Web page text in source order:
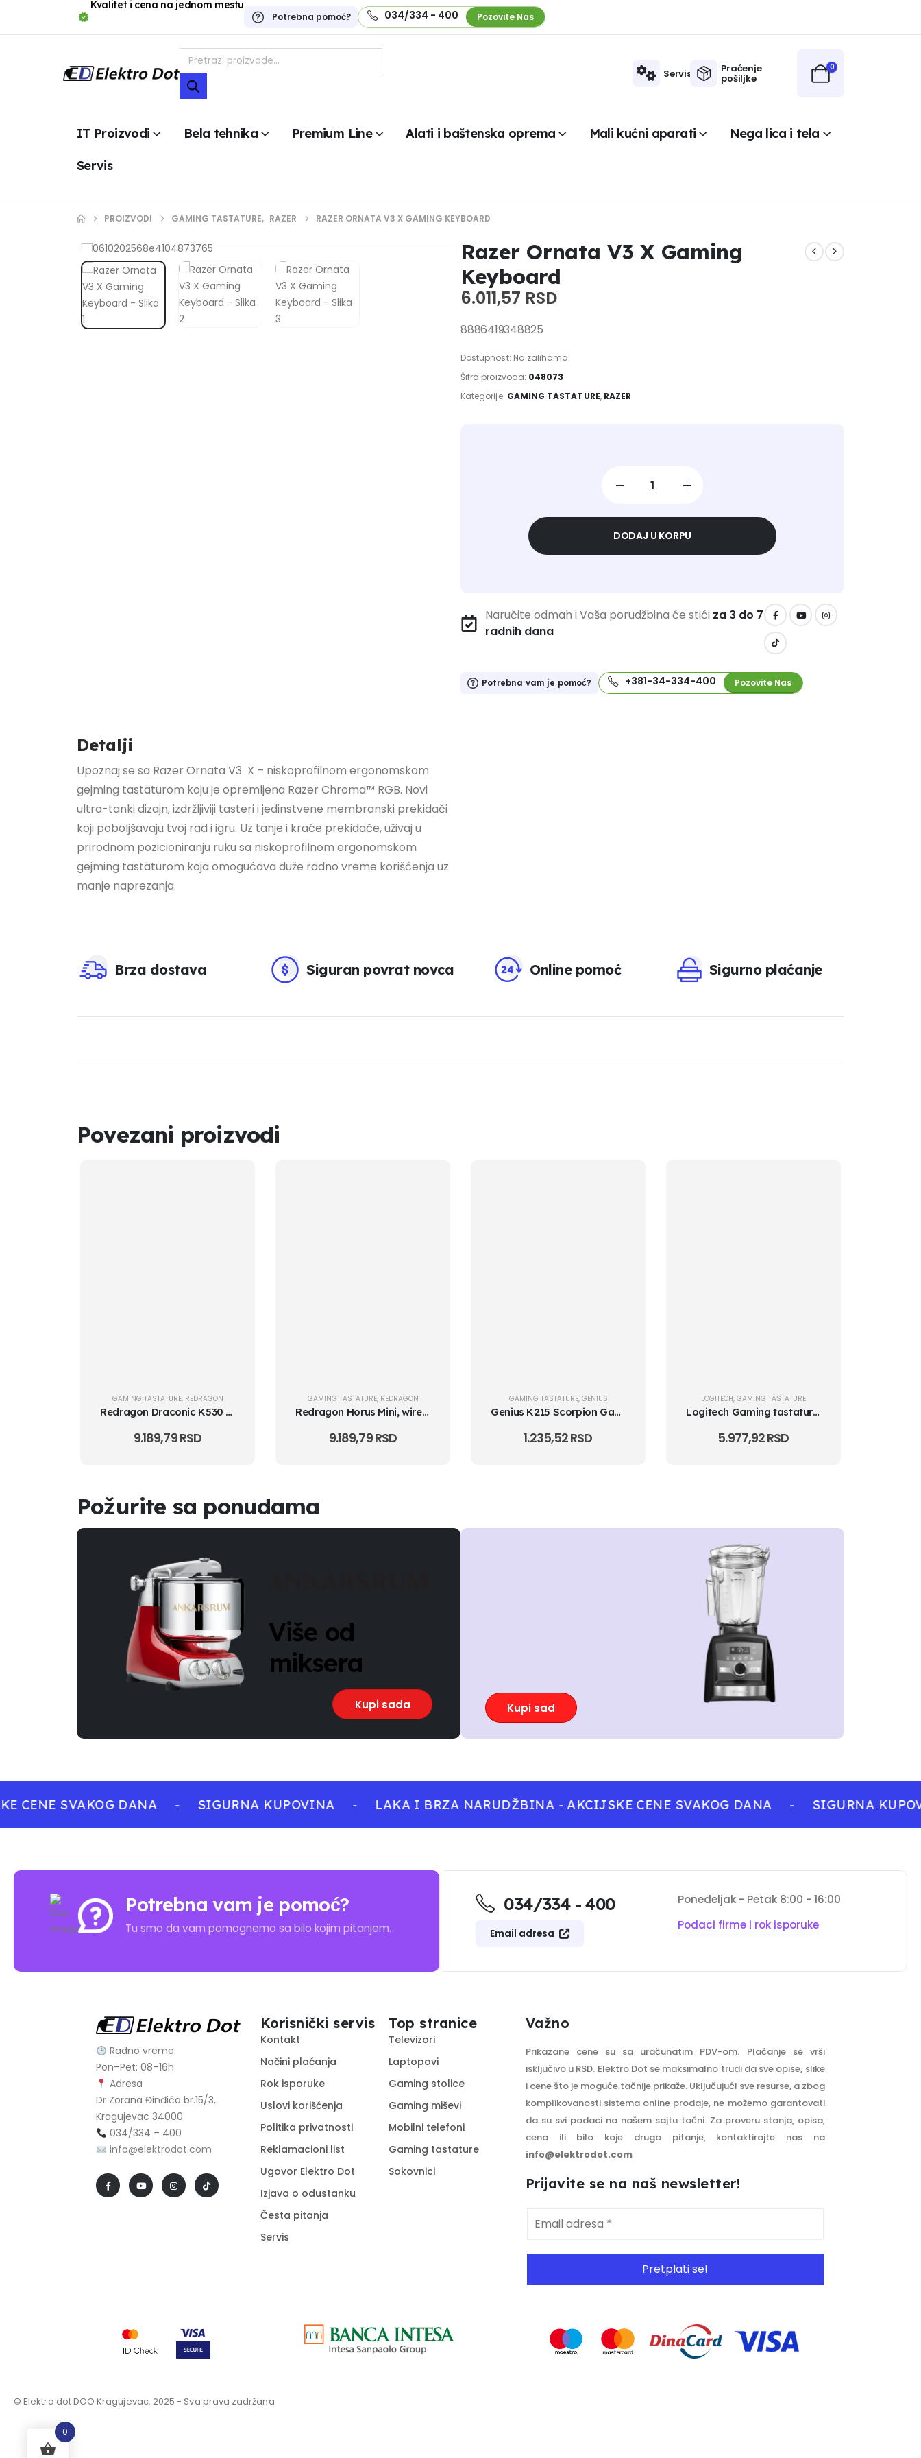
Kvalitet i cena na jednom mestu
Potrebna pomoć? 034/334 - 400 Pozovite Nas
Servis Praćenje
pošiljke
0
IT Proizvodi Bela tehnika Premium Line Alati i baštenska oprema Mali kućni aparati Nega lica i tela
Servis
PROIZVODI GAMING TASTATURE, RAZER RAZER ORNATA V3 X GAMING KEYBOARD
Razer Ornata V3 X Gaming
Keyboard
6.011,57 RSD
8886419348825
Dostupnost: Na zalihama
Šifra proizvoda: 048073
Kategorije: GAMING TASTATURE, RAZER
DODAJ U KORPU
Naručite odmah i Vaša porudžbina će stići za 3 do 7
radnih dana
Potrebna vam je pomoć? +381-34-334-400 Pozovite Nas
Detalji
Upoznaj se sa Razer Ornata V3 X – niskoprofilnom ergonomskom
gejming tastaturom koju je opremljena Razer Chroma™ RGB. Novi
ultra-tanki dizajn, izdržljiviji tasteri i jedinstvene membranski prekidači
koji poboljšavaju tvoj rad i igru. Uz tanje i kraće prekidače, uživaj u
prirodnom pozicioniranju ruku sa niskoprofilnom ergonomskom
gejming tastaturom koja omogućava duže radno vreme korišćenja uz
manje naprezanja.
Brza dostava Siguran povrat novca Online pomoć Sigurno plaćanje
Povezani proizvodi
GAMING TASTATURE, REDRAGON
Redragon Draconic K530 PRO RGB Mechanical Gaming Keyboard, 2.4G,BT, 6...
9.189,79RSD
GAMING TASTATURE, REDRAGON
Redragon Horus Mini, wired&2.4G&BT keyboard, red
9.189,79RSD
GAMING TASTATURE, GENIUS
Genius K215 Scorpion Gaming USB US crna tastatura
1.235,52RSD
LOGITECH, GAMING TASTATURE
Logitech Gaming tastatura Logitech G213 Prodigy RGB/Media Control/Spi...
5.977,92RSD
Požurite sa ponudama
Više od
miksera
Kupi sada Kupi sad
CENE SVAKOG DANA SIGURNA KUPOVINA LAKA I BRZA NARUDŽBINA - AKCIJSKE CENE SVAKOG DANA SIGURNA
Potrebna vam je pomoć?
Tu smo da vam pomognemo sa bilo kojim pitanjem.
034/334 - 400
Email adresa
Ponedeljak - Petak 8:00 - 16:00
Podaci firme i rok isporuke
Radno vreme
Pon–Pet: 08–16h
Adresa
Dr Zorana Đinđića br.15/3,
Kragujevac 34000
034/334 – 400
info@elektrodot.com
Korisnički servis
Kontakt
Načini plaćanja
Rok isporuke
Uslovi korišćenja
Politika privatnosti
Reklamacioni list
Ugovor Elektro Dot
Izjava o odustanku
Česta pitanja
Servis
Top stranice
Televizori
Laptopovi
Gaming stolice
Gaming miševi
Mobilni telefoni
Gaming tastature
Sokovnici
Važno
Prikazane cene su sa uračunatim PDV-om. Plaćanje se vrši
isključivo u RSD. Elektro Dot se maksimalno trudi da sve opise, slike
i cene što je moguće tačnije prikaže. Uključujući sve resurse, a zbog
komplikovanosti sistema online prodaje, ne možemo garantovati
da su svi podaci na našem sajtu tačni. Za proveru stanja, opisa,
cena ili bilo koje drugo pitanje, kontaktirajte nas na
info@elektrodot.com
Prijavite se na naš newsletter!
© Elektro dot DOO Kragujevac. 2025 - Sva prava zadržana
0